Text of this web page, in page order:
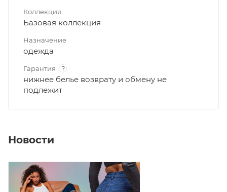
Коллекция
Базовая коллекция
Назначение
одежда
Гарантия ?
нижнее белье возврату и обмену не
подлежит
Новости